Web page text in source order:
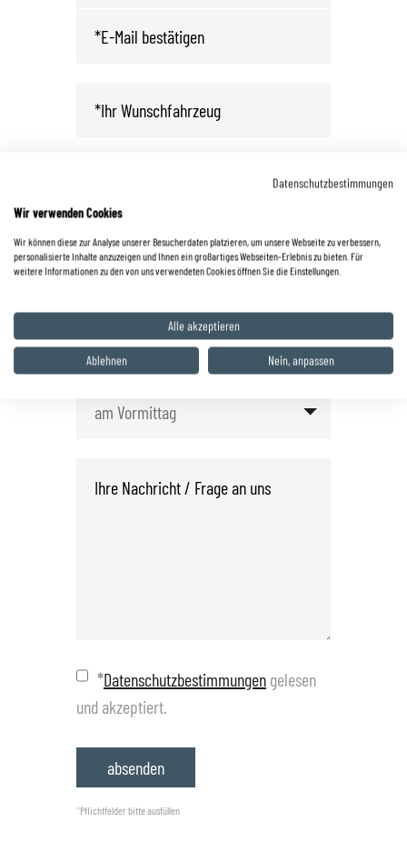
*Datenschutzbestimmungen gelesen
und akzeptiert.
*Pflichtfelder bitte ausfüllen
Datenschutzbestimmungen
Wir verwenden Cookies
Wir können diese zur Analyse unserer Besucherdaten platzieren, um unsere Webseite zu verbessern,
personalisierte Inhalte anzuzeigen und Ihnen ein großartiges Webseiten-Erlebnis zu bieten. Für
weitere Informationen zu den von uns verwendeten Cookies öffnen Sie die Einstellungen.
Alle akzeptieren
Ablehnen Nein, anpassen